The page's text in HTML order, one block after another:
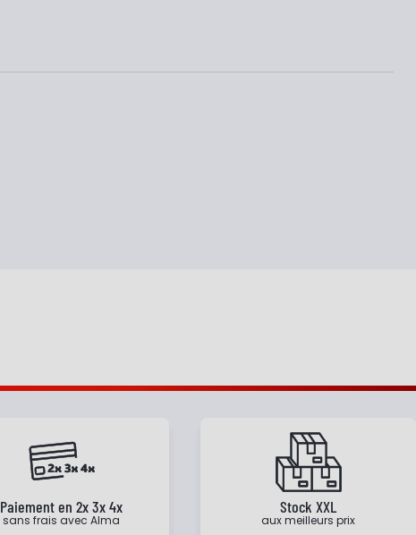
Paiement en 2x 3x 4x
sans frais avec Alma
Stock XXL
aux meilleurs prix